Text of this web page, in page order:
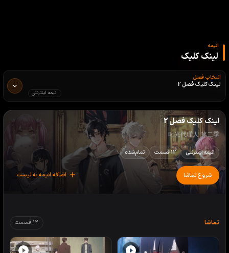
انیمه
لینک کلیک
انتخاب فصل
لینک کلیک فصل 2
انیمه اینترنتی
لینک کلیک فصل 2
时光代理人 第二季
انیمه اینترنتی 12 قسمت تمام‌شده
شروع تماشا اضافه انیمه به لیست
تماشا 12 قسمت